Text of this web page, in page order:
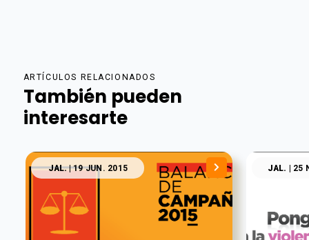
ARTÍCULOS RELACIONADOS
También pueden
interesarte
JAL.| 19 JUN. 2015 JAL. | 25